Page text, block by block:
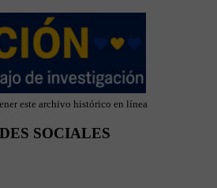
este archivo histórico en línea
SOCIALES